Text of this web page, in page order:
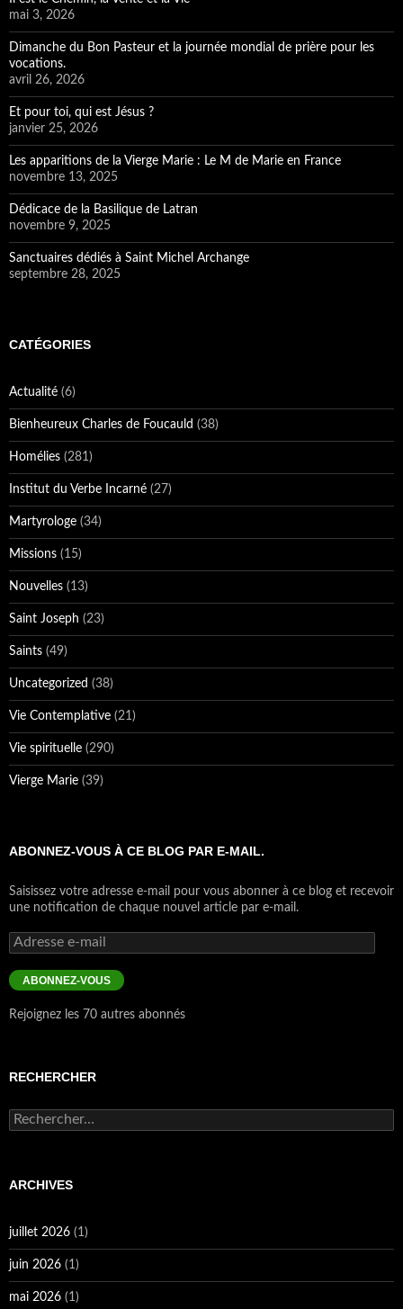
mai 3, 2026
Dimanche du Bon Pasteur et la journée mondial de prière pour les
vocations.
avril 26, 2026
Et pour toi, qui est Jésus ?
janvier 25, 2026
Les apparitions de la Vierge Marie : Le M de Marie en France
novembre 13, 2025
Dédicace de la Basilique de Latran
novembre 9, 2025
Sanctuaires dédiés à Saint Michel Archange
septembre 28, 2025
CATÉGORIES
Actualité (6)
Bienheureux Charles de Foucauld (38)
Homélies (281)
Institut du Verbe Incarné (27)
Martyrologe (34)
Missions (15)
Nouvelles (13)
Saint Joseph (23)
Saints (49)
Uncategorized (38)
Vie Contemplative (21)
Vie spirituelle (290)
Vierge Marie (39)
ABONNEZ-VOUS À CE BLOG PAR E-MAIL.
Saisissez votre adresse e-mail pour vous abonner à ce blog et recevoir
une notification de chaque nouvel article par e-mail.
Adresse
e-
mail
ABONNEZ-VOUS
Rejoignez les 70 autres abonnés
RECHERCHER
Rechercher :
ARCHIVES
juillet 2026 (1)
juin 2026 (1)
mai 2026 (1)